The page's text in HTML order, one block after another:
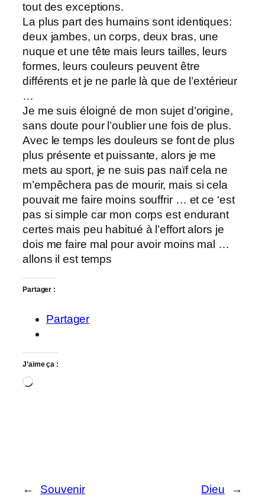
tout des exceptions.
La plus part des humains sont identiques:
deux jambes, un corps, deux bras, une
nuque et une tête mais leurs tailles, leurs
formes, leurs couleurs peuvent être
différents et je ne parle là que de l’extérieur
…
Je me suis éloigné de mon sujet d’origine,
sans doute pour l’oublier une fois de plus.
Avec le temps les douleurs se font de plus
plus présente et puissante, alors je me
mets au sport, je ne suis pas naïf cela ne
m’empêchera pas de mourir, mais si cela
pouvait me faire moins souffrir … et ce ‘est
pas si simple car mon corps est endurant
certes mais peu habitué à l’effort alors je
dois me faire mal pour avoir moins mal …
allons il est temps
Partager :
Partager
J’aime ça :
Chargement…
← Souvenir Dieu →